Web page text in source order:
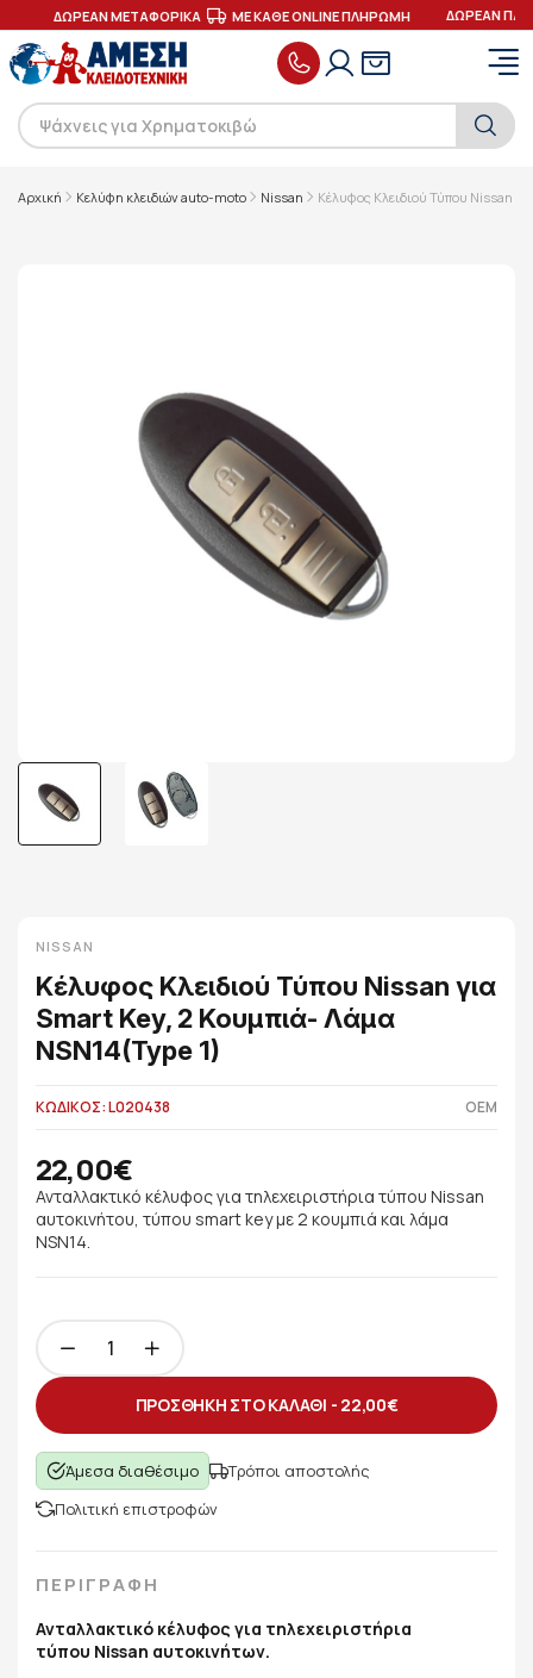
ΔΩΡΕΑΝ ΜΕΤΑΦΟΡΙΚΑ ΜΕ ΚΑΘΕ ONLINE ΠΛΗΡΩΜΗ ΔΩΡΕΑΝ
Αρχική Κελύφη κλειδιών auto-moto Nissan Κέλυφος Κλειδιού Τύπου Nissan
NISSAN
Κέλυφος Κλειδιού Τύπου Nissan για
Smart Key, 2 Κουμπιά- Λάμα
NSN14(Type 1)
ΚΩΔΙΚΟΣ: L020438 OEM
22,00€
Ανταλλακτικό κέλυφος για τηλεχειριστήρια τύπου Nissan
αυτοκινήτου, τύπου smart key με 2 κουμπιά και λάμα
NSN14.
ΠΡΟΣΘΗΚΗ ΣΤΟ ΚΑΛΑΘΙ - 22,00€
Άμεσα διαθέσιμο
Τρόποι αποστολής
Πολιτική επιστροφών
ΠΕΡΙΓΡΑΦΗ
Ανταλλακτικό κέλυφος για τηλεχειριστήρια
τύπου Nissan αυτοκινήτων.